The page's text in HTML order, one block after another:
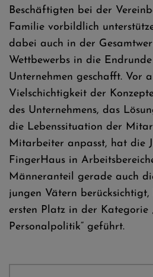
Beschäftigten bei der
Familie vorbildlich
dabei auch in der
Wettbewerbs in die
Unternehmen geschafft. Vor
Vielschichtigkeit der
des Unternehmens, das
die Lebenssituation der
Mitarbeiter anpasst, hat die
FingerHaus in
Männeranteil gerade auch
jungen Vätern
ersten Platz in der Kategorie
Personalpolitik“ geführt.